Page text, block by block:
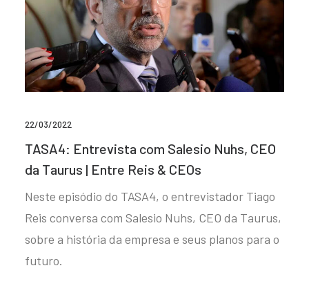
22/03/2022
TASA4: Entrevista com Salesio Nuhs, CEO
da Taurus | Entre Reis & CEOs
Neste episódio do TASA4, o entrevistador Tiago
Reis conversa com Salesio Nuhs, CEO da Taurus,
sobre a história da empresa e seus planos para o
futuro.